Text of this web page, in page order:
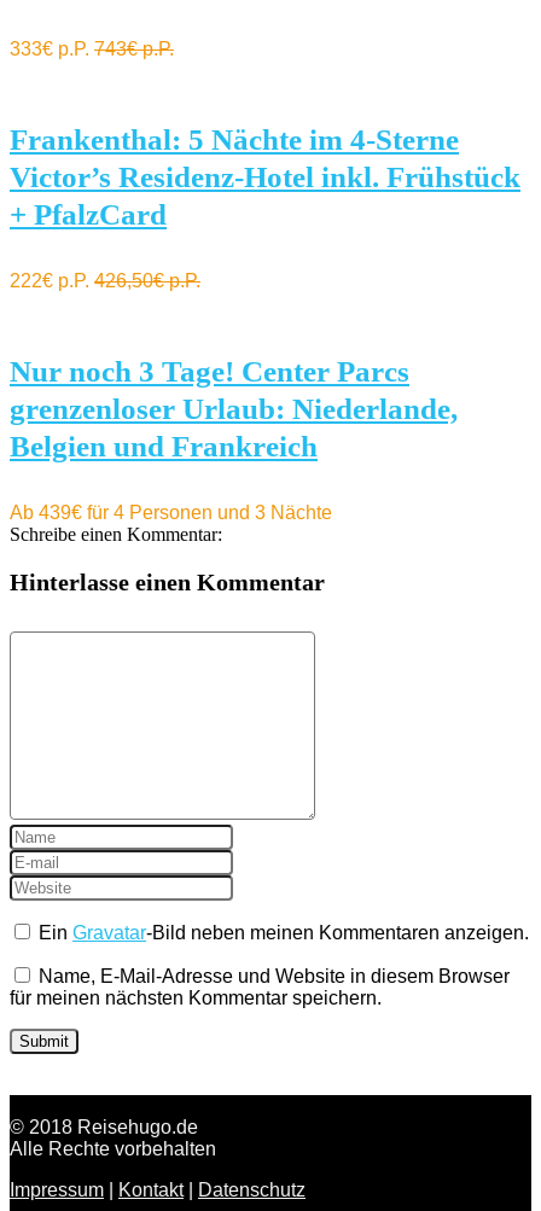
333€ p.P. 743€ p.P.
Frankenthal: 5 Nächte im 4-Sterne
Victor’s Residenz-Hotel inkl. Frühstück
+ PfalzCard
222€ p.P. 426,50€ p.P.
Nur noch 3 Tage! Center Parcs
grenzenloser Urlaub: Niederlande,
Belgien und Frankreich
Ab 439€ für 4 Personen und 3 Nächte
Schreibe einen Kommentar:
Hinterlasse einen Kommentar
EinGravatar-Bild neben meinen Kommentaren anzeigen.
Name, E-Mail-Adresse und Website in diesem Browser
für meinen nächsten Kommentar speichern.
© 2018 Reisehugo.de
Alle Rechte vorbehalten
Impressum
Kontakt|
Datenschutz